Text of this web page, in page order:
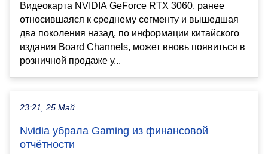
Видеокарта NVIDIA GeForce RTX 3060, ранее
относившаяся к среднему сегменту и вышедшая
два поколения назад, по информации китайского
издания Board Channels, может вновь появиться в
розничной продаже у...
23:21, 25 Май
Nvidia убрала Gaming из финансовой
отчётности